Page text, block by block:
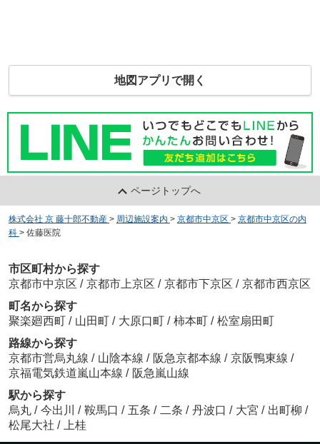
地図アプリで開く
ページトップへ
株式会社 京 藤十郎不動産 > 周辺施設案内 > 京都市中京区 > 京都市中京区の内
科 > 佐藤医院
市区町村から探す
京都市中京区 / 京都市上京区 / 京都市下京区 / 京都市西京区
町名から探す
聚楽廻西町 / 山田町 / 大原口町 / 柿本町 / 松室扇田町
路線から探す
京都市営烏丸線 / 山陰本線 / 阪急京都本線 / 京阪鴨東線 /
京福電気鉄道嵐山本線 / 阪急嵐山線
駅から探す
烏丸 / 今出川 / 鞍馬口 / 五条 / 二条 / 丹波口 / 大宮 / 出町柳 /
松尾大社 / 上桂